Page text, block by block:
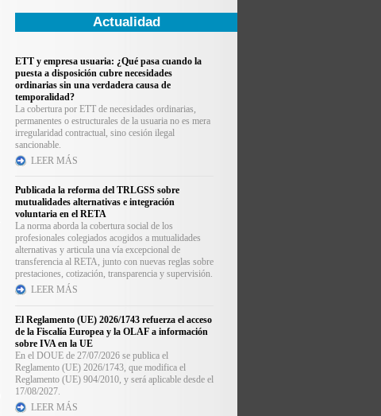
Actualidad
ETT y empresa usuaria: ¿Qué pasa cuando la
puesta a disposición cubre necesidades
ordinarias sin una verdadera causa de
temporalidad?
La cobertura por ETT de necesidades ordinarias,
permanentes o estructurales de la usuaria no es mera
irregularidad contractual, sino cesión ilegal
sancionable.
LEER MÁS
Publicada la reforma del TRLGSS sobre
mutualidades alternativas e integración
voluntaria en el RETA
La norma aborda la cobertura social de los
profesionales colegiados acogidos a mutualidades
alternativas y articula una vía excepcional de
transferencia al RETA, junto con nuevas reglas sobre
prestaciones, cotización, transparencia y supervisión.
LEER MÁS
El Reglamento (UE) 2026/1743 refuerza el acceso
de la Fiscalía Europea y la OLAF a información
sobre IVA en la UE
En el DOUE de 27/07/2026 se publica el
Reglamento (UE) 2026/1743, que modifica el
Reglamento (UE) 904/2010, y será aplicable desde el
17/08/2027.
LEER MÁS